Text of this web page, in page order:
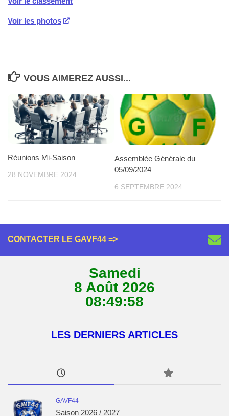
Voir les photos
VOUS AIMEREZ AUSSI...
Réunions Mi-Saison
28 NOVEMBRE 2024
Assemblée Générale du
05/09/2024
6 SEPTEMBRE 2024
CONTACTER LE GAVF44 =>
Samedi
8 Août 2026
08:49:58
LES DERNIERS ARTICLES
GAVF44
Saison 2026 / 2027